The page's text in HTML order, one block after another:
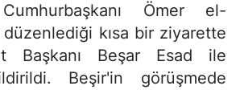
Ömer el-
düzenlediği kısa bir ziyarette
Başkanı Beşar Esad ile
Beşir'in görüşmede